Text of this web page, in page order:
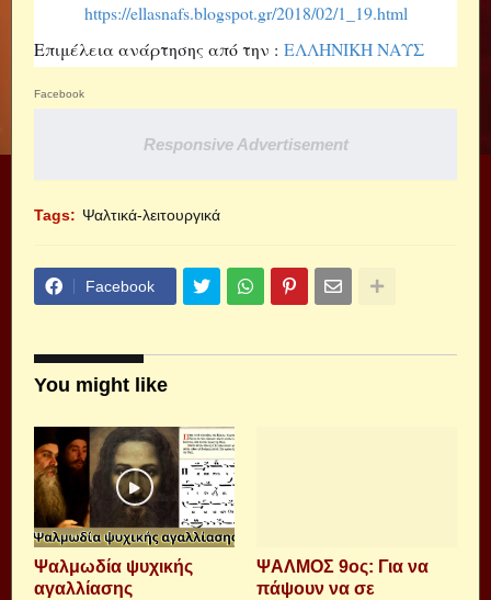
https://ellasnafs.blogspot.gr/2018/02/1_19.html
Επιμέλεια ανάρτησης από την : ΕΛΛΗΝΙΚΗ ΝΑΥΣ
Facebook
Responsive Advertisement
Tags: Ψαλτικά-λειτουργικά
Facebook
You might like
Ψαλμωδία ψυχικής
αγαλλίασης
ΨΑΛΜΟΣ 9ος: Για να
πάψουν να σε